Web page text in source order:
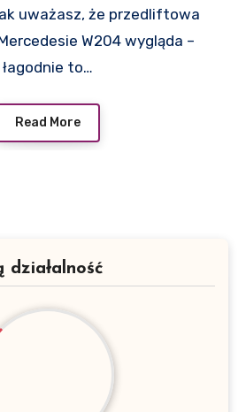
uważasz, że przedliftowa
W204 wygląda –
łagodnie to…
Read More
działalność